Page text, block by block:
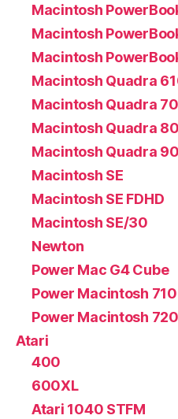
Macintosh
Macintosh
Macintosh
Macintosh Quadra
Macintosh Quadra
Macintosh Quadra
Macintosh Quadra
Macintosh SE
Macintosh SE FDHD
Macintosh SE/30
Newton
Power Mac G4 Cube
Power Macintosh
Power Macintosh
Atari
400
600XL
Atari 1040 STFM